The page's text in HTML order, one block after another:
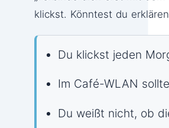
klickst. Könntest du
Du klickst jeden
Im Café-WLAN
Du weißt nicht, ob